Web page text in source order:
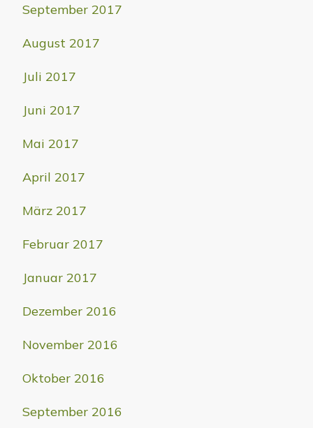
September 2017
August 2017
Juli 2017
Juni 2017
Mai 2017
April 2017
März 2017
Februar 2017
Januar 2017
Dezember 2016
November 2016
Oktober 2016
September 2016